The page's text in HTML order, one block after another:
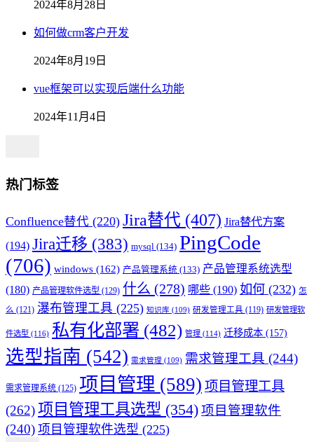
2024年8月28日
如何做crm客户开发
2024年8月19日
vue框架可以实现后端什么功能
2024年11月4日
热门标签
Confluence替代 (220) Jira替代 (407) Jira替代方案
(194) Jira迁移 (383) mysql (134) PingCode
(706) windows (162) 产品管理系统 (133) 产品管理系统选型
(180) 产品管理软件选型 (129) 什么 (278) 哪些 (190) 如何 (232) 怎
么 (121) 瀑布管理工具 (225) 知识库 (109) 研发管理工具 (119) 研发管理软
件选型 (116) 私有化部署 (482) 管理 (114) 迁移成本 (157)
选型指南 (542) 需求管理 (109) 需求管理工具 (244)
需求管理系统 (125) 项目管理 (589) 项目管理工具
(262)项目管理工具选型 (354) 项目管理软件
(240) 项目管理软件选型 (225)